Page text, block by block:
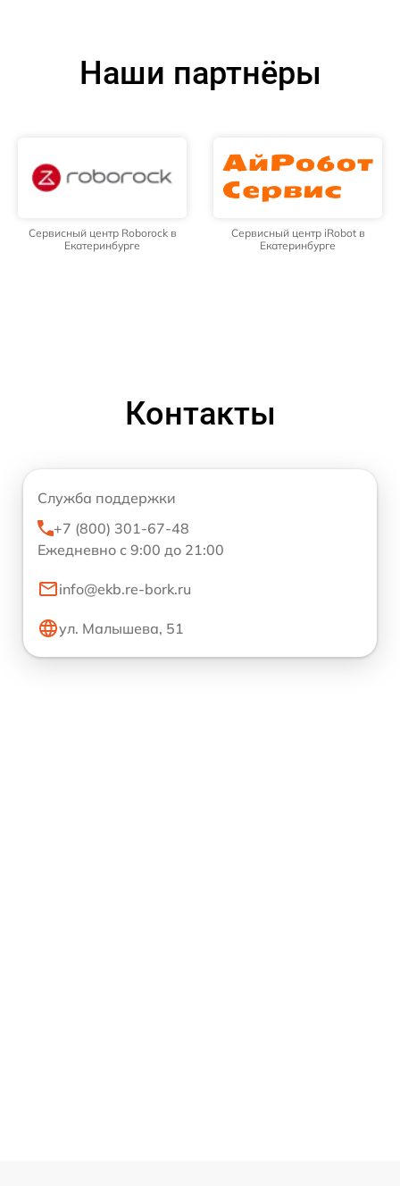
Наши партнёры
Сервисный центр Roborock в
Екатеринбурге
Сервисный центр iRobot в
Екатеринбурге
Контакты
Служба поддержки
+7 (800) 301-67-48
Ежедневно с 9:00 до 21:00
info@ekb.re-bork.ru
ул. Малышева, 51